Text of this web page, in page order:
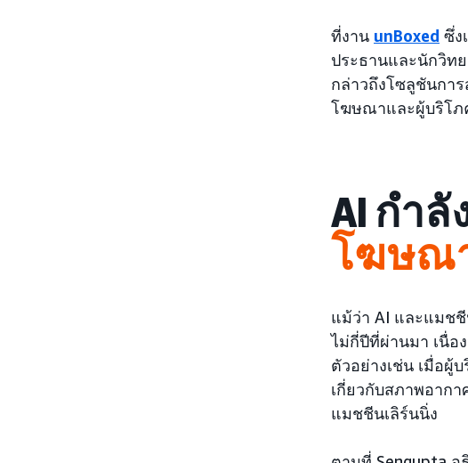
ที่งาน unBoxed ซึ่ง
ประธานและนักวิท
กล่าวถึงโซลูชันกา
โฆษณาและผู้บริโภ
AI กำ
โฆษณ
แม้ว่า AI และแมช
ไม่กี่ปีที่ผ่านมา เนื่อ
ตัวอย่างเช่น เมื่อผู้
เกี่ยวกับสภาพอาก
แมชชีนเลิร์นนิ่ง